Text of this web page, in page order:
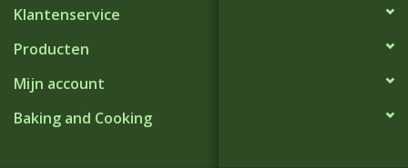
Klantenservice
Producten
Mijn account
Baking and Cooking